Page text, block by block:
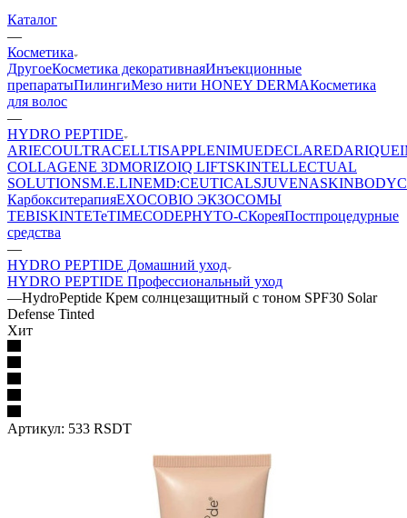
Каталог
—
Косметика
ДругоеКосметика декоративнаяИнъекционные
препаратыПилингиМезо нити HONEY DERMAКосметика
для волос
—
HYDRO PEPTIDE
ARIECOULTRACELLTISAPPLENIMUEDECLAREDARIQUE
COLLAGENE 3DMORIZOIQ LIFTSKINTELLECTUAL
SOLUTIONSM.E.LINEMD:CEUTICALSJUVENASKINBODY
КарбокситерапияEXOCOBIO ЭКЗОСОМЫ
TEBISKINTETeTIMECODEPHYTO-CКореяПостпроцедурные
средства
—
HYDRO PEPTIDE Домашний уход
HYDRO PEPTIDE Профессиональный уход
—HydroPeptide Крем солнцезащитный с тоном SPF30 Solar
Defense Tinted
Хит
Артикул: 533 RSDT